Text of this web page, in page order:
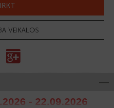
VEIKALOS
- 22.09.2026